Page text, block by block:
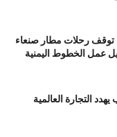
توقف رحلات مطار صنعاء
عمل الخطوط اليمنية
التجارة العالمية